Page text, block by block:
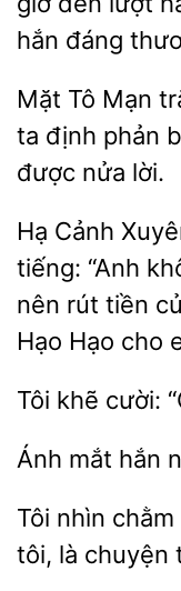
hắn đáng
Mặt Tô Mạn
ta
phản
được nửa lời.
Hạ Cảnh
tiếng: “Anh
nên rút
Hạo Hạo cho
khẽ
hắn
Tôi nhìn
tôi, là